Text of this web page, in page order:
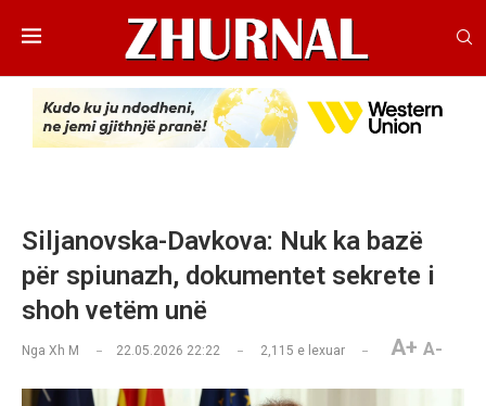
Siljanovska-Davkova: Nuk ka bazë
për spiunazh, dokumentet sekrete i
shoh vetëm unë
Nga Xh M 22.05.2026 22:22 2,115 e lexuar A+ A-